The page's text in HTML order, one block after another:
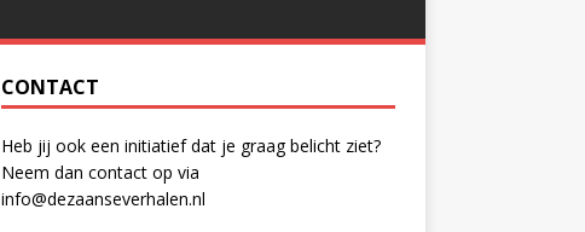
CONTACT
Heb jij ook een initiatief dat je graag belicht ziet?
Neem dan contact op via
info@dezaanseverhalen.nl